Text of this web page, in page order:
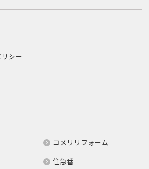
シー
コメリリフォーム
住急番